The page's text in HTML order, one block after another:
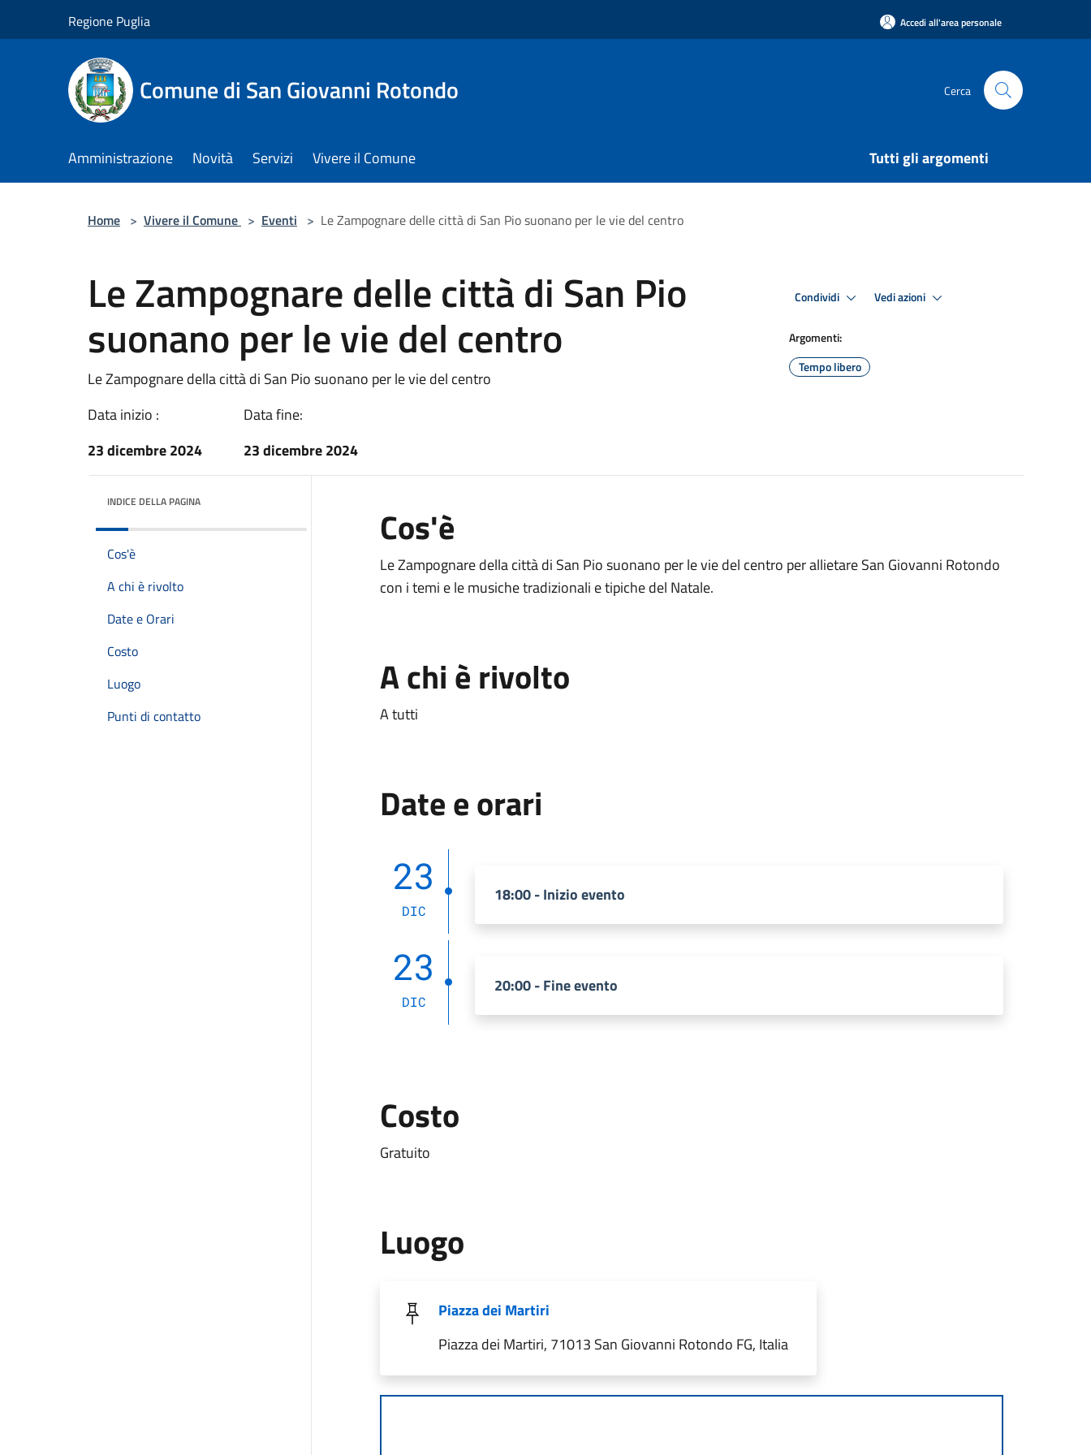
Regione Puglia Accedi all'area personale
Comune di San Giovanni Rotondo Cerca
Amministrazione Novità Servizi Vivere il Comune Tutti gli argomenti
Home > Vivere il Comune > Eventi > Le Zampognare delle città di San Pio suonano per le vie del centro
Le Zampognare delle città di San Pio
suonano per le vie del centro
Le Zampognare della città di San Pio suonano per le vie del centro
Data inizio :
23 dicembre 2024
Data fine:
23 dicembre 2024
Condividi Vedi azioni
Argomenti:
Tempo libero
INDICE DELLA PAGINA
Cos'è
A chi è rivolto
Date e Orari
Costo
Luogo
Punti di contatto
Cos'è
Le Zampognare della città di San Pio suonano per le vie del centro per allietare San Giovanni Rotondo
con i temi e le musiche tradizionali e tipiche del Natale.
A chi è rivolto
A tutti
Date e orari
23
DIC
18:00 - Inizio evento
23
DIC
20:00 - Fine evento
Costo
Gratuito
Luogo
Piazza dei Martiri
Piazza dei Martiri, 71013 San Giovanni Rotondo FG, Italia